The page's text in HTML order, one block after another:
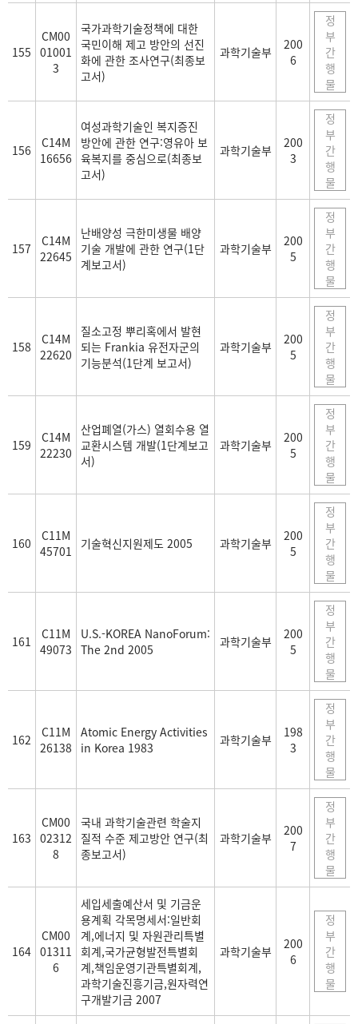
155
CM00
01001
3
국가과학기술정책에 대한
국민이해 제고 방안의 선진
화에 관한 조사연구(최종보
고서)
과학기술부
200
6
정
부
간
행
물
156
C14M
16656
여성과학기술인 복지증진
방안에 관한 연구:영유아 보
육복지를 중심으로(최종보
고서)
과학기술부
200
3
정
부
간
행
물
157
C14M
22645
난배양성 극한미생물 배양
기술 개발에 관한 연구(1단
계보고서)
과학기술부
200
5
정
부
간
행
물
158
C14M
22620
질소고정 뿌리혹에서 발현
되는 Frankia 유전자군의
기능분석(1단계 보고서)
과학기술부
200
5
정
부
간
행
물
159
C14M
22230
산업폐열(가스) 열회수용 열
교환시스템 개발(1단계보고
서)
과학기술부
200
5
정
부
간
행
물
160
C11M
45701
기술혁신지원제도 2005 과학기술부
200
5
정
부
간
행
물
161
C11M
49073
U.S.-KOREA NanoForum:
The 2nd 2005
과학기술부
200
5
정
부
간
행
물
162
C11M
26138
Atomic Energy Activities
in Korea 1983
과학기술부
198
3
정
부
간
행
물
163
CM00
02312
8
국내 과학기술관련 학술지
질적 수준 제고방안 연구(최
종보고서)
과학기술부
200
7
정
부
간
행
물
164
CM00
01311
6
세입세출예산서 및 기금운
용계획 각목명세서:일반회
계,에너지 및 자원관리특별
회계,국가균형발전특별회
계,책임운영기관특별회계,
과학기술진흥기금,원자력연
구개발기금 2007
과학기술부
200
6
정
부
간
행
물